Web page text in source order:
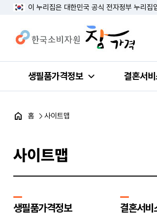
이 누리집은 대한민국 공식 전자정부 누리집
생필품가격정보 결혼서
홈 사이트맵
사이트맵
생필품가격정보 결혼서비